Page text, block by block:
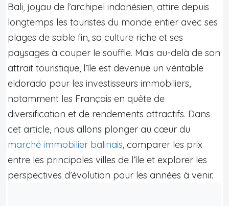
Bali, joyau de l’archipel indonésien, attire depuis
longtemps les touristes du monde entier avec ses
plages de sable fin, sa culture riche et ses
paysages à couper le souffle. Mais au-delà de son
attrait touristique, l’île est devenue un véritable
eldorado pour les investisseurs immobiliers,
notamment les Français en quête de
diversification et de rendements attractifs. Dans
cet article, nous allons plonger au cœur du
marché immobilier balinais, comparer les prix
entre les principales villes de l’île et explorer les
perspectives d’évolution pour les années à venir.